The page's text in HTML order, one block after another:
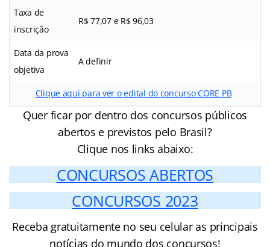
Taxa de
inscrição
R$ 77,07 e R$ 96,03
Data da prova
objetiva
A definir
Clique aqui para ver o edital do concurso CORE PB
Quer ficar por dentro dos concursos públicos
abertos e previstos pelo Brasil?
Clique nos links abaixo:
CONCURSOS ABERTOS
CONCURSOS 2023
Receba gratuitamente no seu celular as principais
notícias do mundo dos concursos!